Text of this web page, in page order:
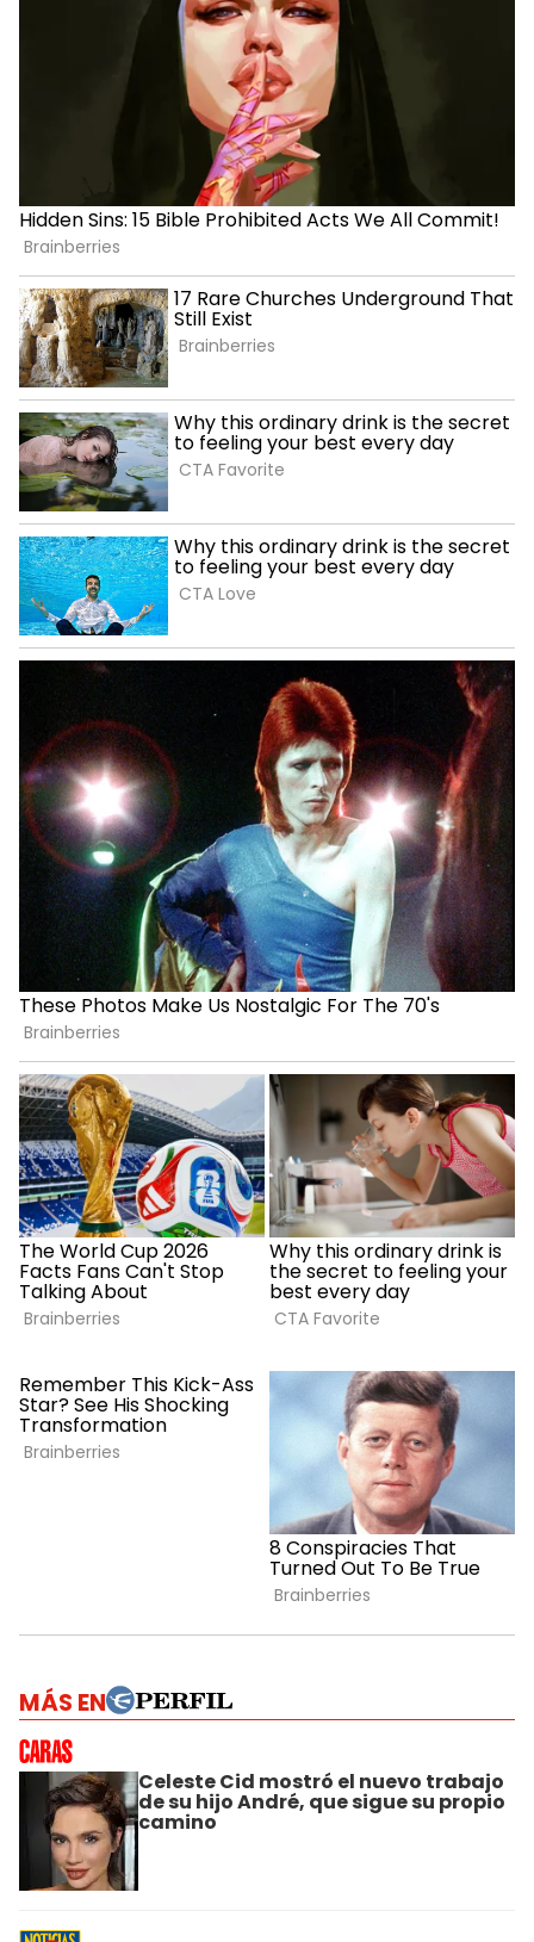
MÁS EN
Celeste Cid mostró el nuevo trabajo
de su hijo André, que sigue su propio
camino